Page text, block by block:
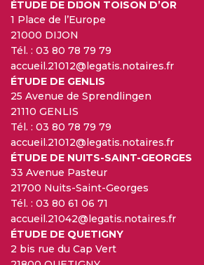
ÉTUDE DE DIJON TOISON D’OR
1 Place de l’Europe
21000 DIJON
Tél. : 03 80 78 79 79
accueil.21012@legatis.notaires.fr
ÉTUDE DE GENLIS
25 Avenue de Sprendlingen
21110 GENLIS
Tél. : 03 80 78 79 79
accueil.21012@legatis.notaires.fr
ÉTUDE DE NUITS-SAINT-GEORGES
33 Avenue Pasteur
21700 Nuits-Saint-Georges
Tél. : 03 80 61 06 71
accueil.21042@legatis.notaires.fr
ÉTUDE DE QUETIGNY
2 bis rue du Cap Vert